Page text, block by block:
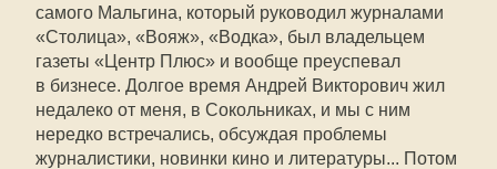
самого Мальгина, который руководил журналами
«Столица», «Вояж», «Водка», был владельцем
газеты «Центр Плюс» и вообще преуспевал
в бизнесе. Долгое время Андрей Викторович жил
недалеко от меня, в Сокольниках, и мы с ним
нередко встречались, обсуждая проблемы
журналистики, новинки кино и литературы... Потом